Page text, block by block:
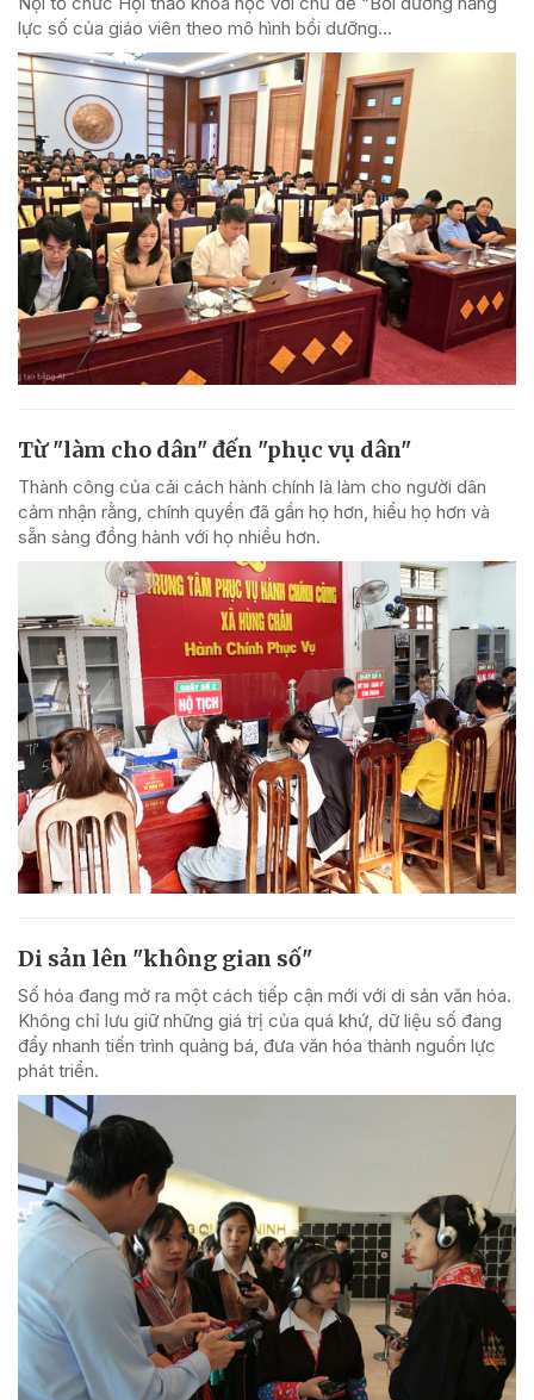
lực số của giáo viên theo mô hình bồi dưỡng...
Từ "làm cho dân" đến "phục vụ dân"
Thành công của cải cách hành chính là làm cho người dân
cảm nhận rằng, chính quyền đã gần họ hơn, hiểu họ hơn và
sẵn sàng đồng hành với họ nhiều hơn.
Di sản lên "không gian số"
Số hóa đang mở ra một cách tiếp cận mới với di sản văn hóa.
Không chỉ lưu giữ những giá trị của quá khứ, dữ liệu số đang
đẩy nhanh tiến trình quảng bá, đưa văn hóa thành nguồn lực
phát triển.